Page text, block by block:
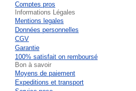
Comptes pros
Informations Légales
Mentions legales
Données personnelles
CGV
Garantie
100% satisfait on remboursé
Bon à savoir
Moyens de paiement
Expeditions et transport